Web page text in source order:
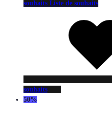
souhaits Liste de souhaits
souhaits
50%